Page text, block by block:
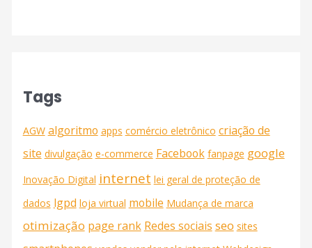
Tags
AGW algoritmo apps comércio eletrônico criação de
site divulgação e-commerce Facebook fanpage google
Inovação Digital internet lei geral de proteção de
dados lgpd loja virtual mobile Mudança de marca
otimização page rank Redes sociais seo sites